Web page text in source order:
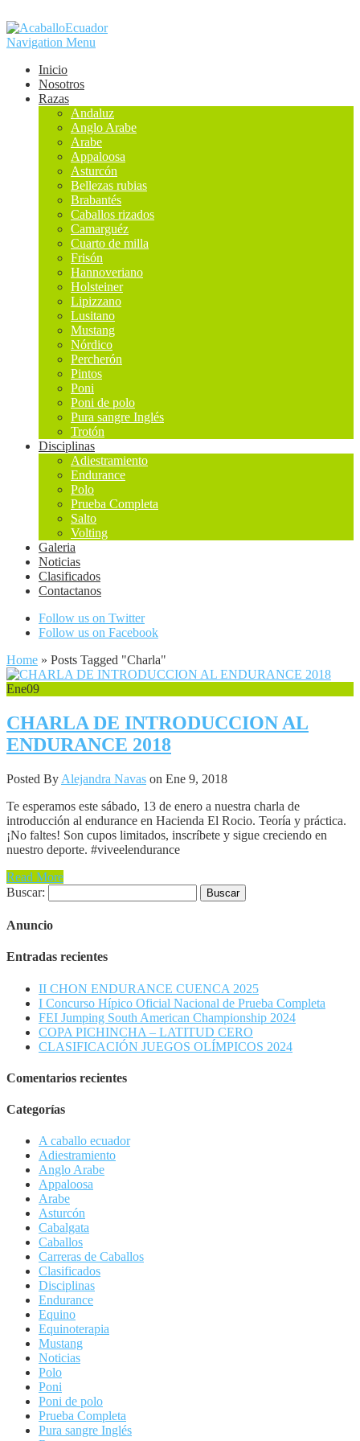
Navigation Menu
Inicio
Nosotros
Razas
Andaluz
Anglo Arabe
Arabe
Appaloosa
Asturcón
Bellezas rubias
Brabantés
Caballos rizados
Camarguéz
Cuarto de milla
Frisón
Hannoveriano
Holsteiner
Lipizzano
Lusitano
Mustang
Nórdico
Percherón
Pintos
Poni
Poni de polo
Pura sangre Inglés
Trotón
Disciplinas
Adiestramiento
Endurance
Polo
Prueba Completa
Salto
Volting
Galeria
Noticias
Clasificados
Contactanos
Follow us on Twitter
Follow us on Facebook
Home » Posts Tagged "Charla"
Ene09
CHARLA DE INTRODUCCION AL
ENDURANCE 2018
Posted By Alejandra Navas on Ene 9, 2018
Te esperamos este sábado, 13 de enero a nuestra charla de
introducción al endurance en Hacienda El Rocio. Teoría y práctica.
¡No faltes! Son cupos limitados, inscríbete y sigue creciendo en
nuestro deporte. #viveelendurance
Read More
Buscar:
Anuncio
Entradas recientes
II CHON ENDURANCE CUENCA 2025
I Concurso Hípico Oficial Nacional de Prueba Completa
FEI Jumping South American Championship 2024
COPA PICHINCHA – LATITUD CERO
CLASIFICACIÓN JUEGOS OLÍMPICOS 2024
Comentarios recientes
Categorías
A caballo ecuador
Adiestramiento
Anglo Arabe
Appaloosa
Arabe
Asturcón
Cabalgata
Caballos
Carreras de Caballos
Clasificados
Disciplinas
Endurance
Equino
Equinoterapia
Mustang
Noticias
Polo
Poni
Poni de polo
Prueba Completa
Pura sangre Inglés